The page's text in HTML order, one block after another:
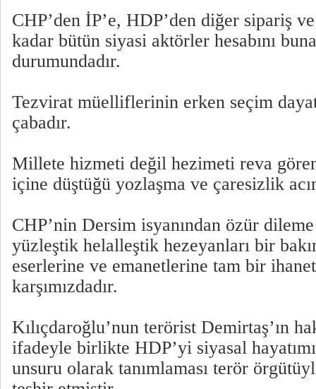
CHP’den İP’e, HDP’den diğer sipariş
kadar bütün siyasi aktörler hesabını
durumundadır.
Tezvirat müelliflerinin erken seçim
çabadır.
Millete hizmeti değil hezimeti reva
içine düştüğü yozlaşma ve çaresizlik
CHP’nin Dersim isyanından özür dileme
yüzleştik helalleştik hezeyanları bir
eserlerine ve emanetlerine tam bir
karşımızdadır.
Kılıçdaroğlu’nun terörist Demirtaş’ın
ifadeyle birlikte HDP’yi siyasal
unsuru olarak tanımlaması terör